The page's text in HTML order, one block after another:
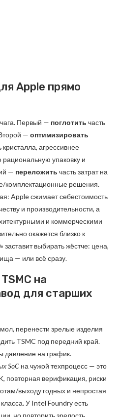
Apple прямо
Первый — поглотить часть
— оптимизировать
агрессивнее
упаковку и
— переложить часть затрат на
комплектационные решения.
Apple сжимает себестоимость
и производительности, а
и коммерческими
окажется близко к
заставит выбирать жёстче: цена,
— или всё сразу.
на
для старших
перенести зрелые изделия
TSMC под передний край.
давление на график.
SoC на чужой техпроцесс — это
повторная верификация, риски
выходу годных и непростая
У Intel Foundry есть